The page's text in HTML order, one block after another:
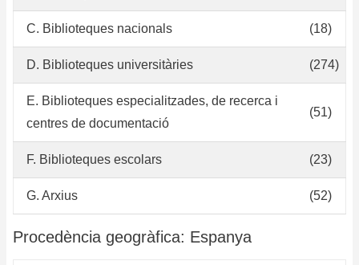
C. Biblioteques nacionals (18)
D. Biblioteques universitàries (274)
E. Biblioteques especialitzades, de recerca i
centres de documentació
(51)
F. Biblioteques escolars (23)
G. Arxius (52)
Procedència geogràfica: Espanya